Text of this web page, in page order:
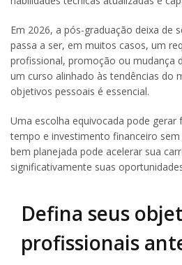
Em 2026, a pós-graduação deixa de
passa a ser, em muitos casos, um
profissional, promoção ou mudança
um curso alinhado às tendências do
objetivos pessoais é essencial.
Uma escolha equivocada pode gerar
tempo e investimento financeiro
bem planejada pode acelerar sua
significativamente suas
Defina seus
profissionais